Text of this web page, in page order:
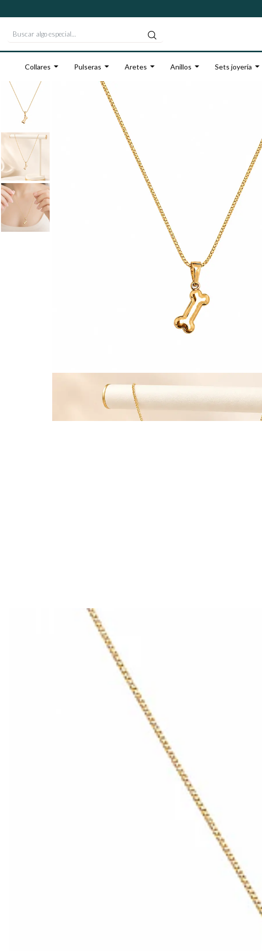
Collares Pulseras Aretes Anillos Sets joyería